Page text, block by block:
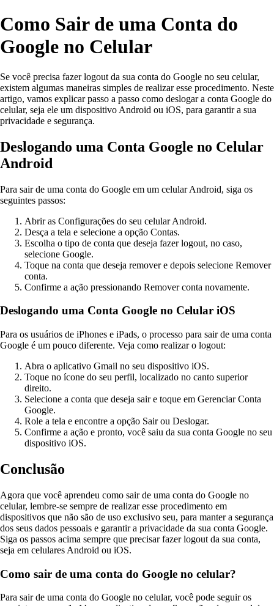
Como Sair de uma Conta do
Google no Celular
Se você precisa fazer logout da sua conta do Google no seu celular,
existem algumas maneiras simples de realizar esse procedimento. Neste
artigo, vamos explicar passo a passo como deslogar a conta Google do
celular, seja ele um dispositivo Android ou iOS, para garantir a sua
privacidade e segurança.
Deslogando uma Conta Google no Celular
Android
Para sair de uma conta do Google em um celular Android, siga os
seguintes passos:
Abrir as Configurações do seu celular Android.
Desça a tela e selecione a opção Contas.
Escolha o tipo de conta que deseja fazer logout, no caso,
selecione Google.
Toque na conta que deseja remover e depois selecione Remover
conta.
Confirme a ação pressionando Remover conta novamente.
Deslogando uma Conta Google no Celular iOS
Para os usuários de iPhones e iPads, o processo para sair de uma conta
Google é um pouco diferente. Veja como realizar o logout:
Abra o aplicativo Gmail no seu dispositivo iOS.
Toque no ícone do seu perfil, localizado no canto superior
direito.
Selecione a conta que deseja sair e toque em Gerenciar Conta
Google.
Role a tela e encontre a opção Sair ou Deslogar.
Confirme a ação e pronto, você saiu da sua conta Google no seu
dispositivo iOS.
Conclusão
Agora que você aprendeu como sair de uma conta do Google no
celular, lembre-se sempre de realizar esse procedimento em
dispositivos que não são de uso exclusivo seu, para manter a segurança
dos seus dados pessoais e garantir a privacidade da sua conta Google.
Siga os passos acima sempre que precisar fazer logout da sua conta,
seja em celulares Android ou iOS.
Como sair de uma conta do Google no celular?
Para sair de uma conta do Google no celular, você pode seguir os